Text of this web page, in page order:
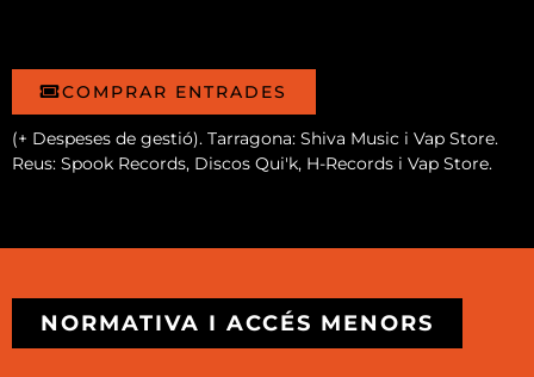
COMPRAR ENTRADES
(+ Despeses de gestió). Tarragona: Shiva Music i Vap Store.
Reus: Spook Records, Discos Qui'k, H-Records i Vap Store.
NORMATIVA I ACCÉS MENORS